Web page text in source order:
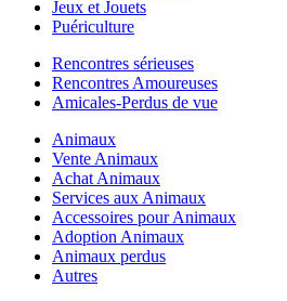
Jeux et Jouets
Puériculture
Rencontres sérieuses
Rencontres Amoureuses
Amicales-Perdus de vue
Animaux
Vente Animaux
Achat Animaux
Services aux Animaux
Accessoires pour Animaux
Adoption Animaux
Animaux perdus
Autres